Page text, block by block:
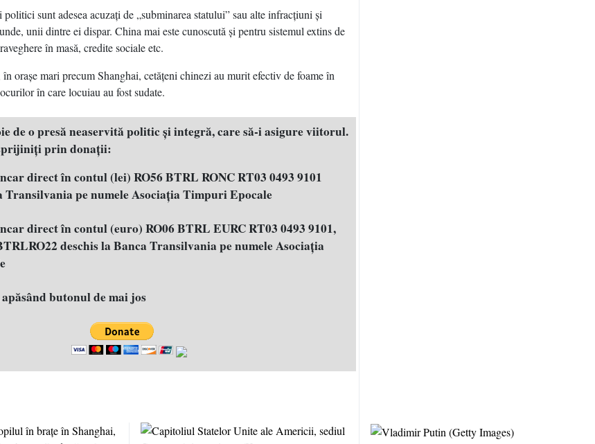
sunt adesea acuzaţi de „subminarea statului” sau alte infracţiuni şi
unii dintre ei dispar. China mai este cunoscută şi pentru sistemul extins de
în masă, credite sociale etc.
oraşe mari precum Shanghai, cetăţeni chinezi au murit efectiv de foame în
în care locuiau au fost sudate.
de o presă neaservită politic şi integră, care să-i asigure viitorul.
prin donaţii:
direct în contul (lei) RO56 BTRL RONC RT03 0493 9101
Transilvania pe numele Asociația Timpuri Epocale
direct în contul (euro) RO06 BTRL EURC RT03 0493 9101,
deschis la Banca Transilvania pe numele Asociația
butonul de mai jos